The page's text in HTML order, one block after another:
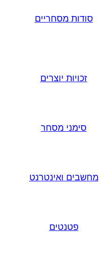
סודות מסחריים
זכויות יוצרים
סימני מסחר
מחשבים ואינטרנט
פטנטים